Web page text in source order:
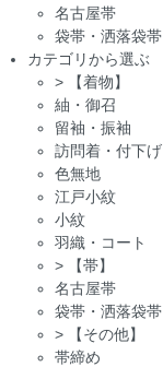
名古屋帯
袋帯・洒落袋帯
カテゴリから選ぶ
>
【着物】
紬・御召
留袖・振袖
訪問着・付下げ
色無地
江戸小紋
小紋
羽織・コート
>
【帯】
名古屋帯
袋帯・洒落袋帯
>
【その他】
帯締め